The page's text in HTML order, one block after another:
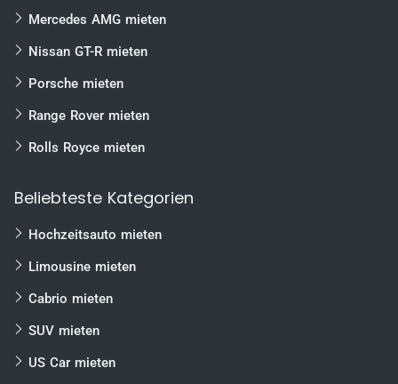
Mercedes AMG mieten
Nissan GT-R mieten
Porsche mieten
Range Rover mieten
Rolls Royce mieten
Beliebteste Kategorien
Hochzeitsauto mieten
Limousine mieten
Cabrio mieten
SUV mieten
US Car mieten